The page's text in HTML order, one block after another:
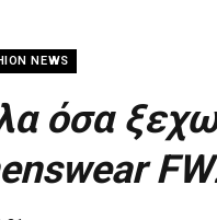
NEWS
όσα